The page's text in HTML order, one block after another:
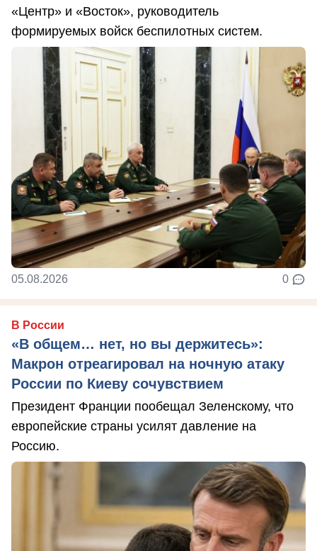
«Центр» и «Восток», руководитель
формируемых войск беспилотных систем.
05.08.2026 0
В России
«В общем… нет, но вы держитесь»:
Макрон отреагировал на ночную атаку
России по Киеву сочувствием
Президент Франции пообещал Зеленскому, что
европейские страны усилят давление на
Россию.